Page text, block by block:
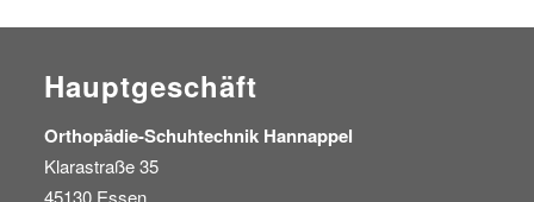
Hauptgeschäft
Orthopädie-Schuhtechnik Hannappel
Klarastraße 35
45130 Essen